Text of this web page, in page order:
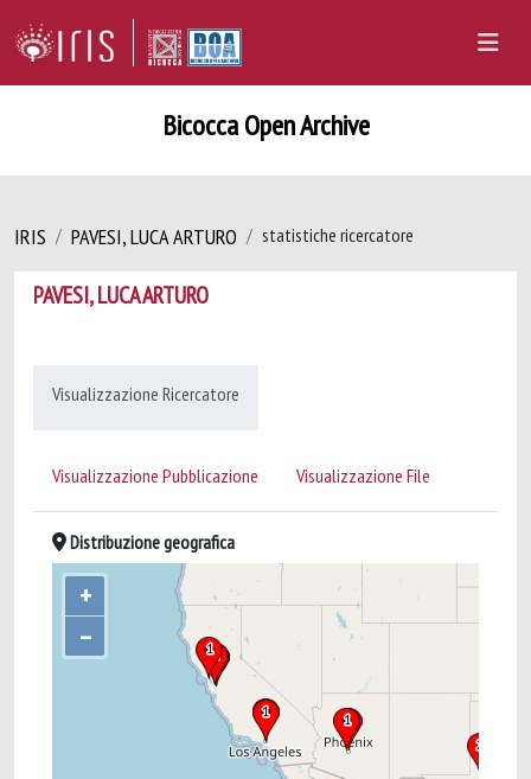
Bicocca Open Archive
IRIS PAVESI, LUCA ARTURO statistiche ricercatore
PAVESI, LUCA ARTURO
Visualizzazione Ricercatore
Visualizzazione Pubblicazione Visualizzazione File
Distribuzione geografica
+
–